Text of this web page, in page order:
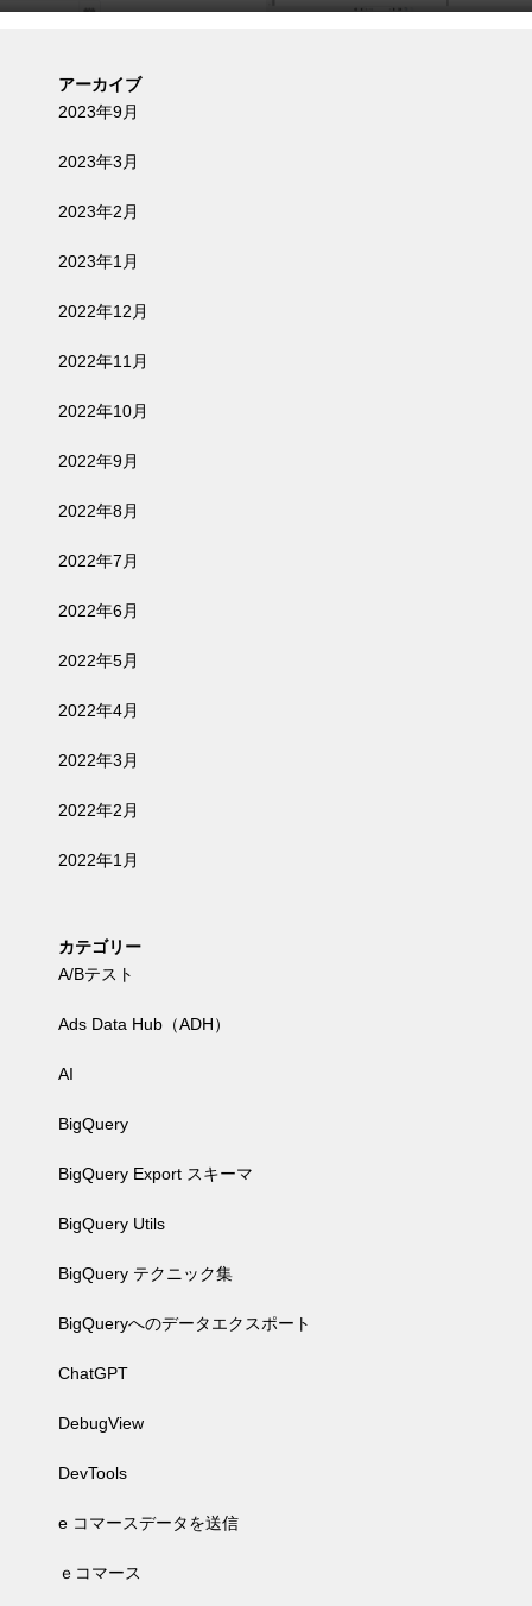
アーカイブ
2023年9月
2023年3月
2023年2月
2023年1月
2022年12月
2022年11月
2022年10月
2022年9月
2022年8月
2022年7月
2022年6月
2022年5月
2022年4月
2022年3月
2022年2月
2022年1月
カテゴリー
A/Bテスト
Ads Data Hub（ADH）
AI
BigQuery
BigQuery Export スキーマ
BigQuery Utils
BigQuery テクニック集
BigQueryへのデータエクスポート
ChatGPT
DebugView
DevTools
e コマースデータを送信
ｅコマース